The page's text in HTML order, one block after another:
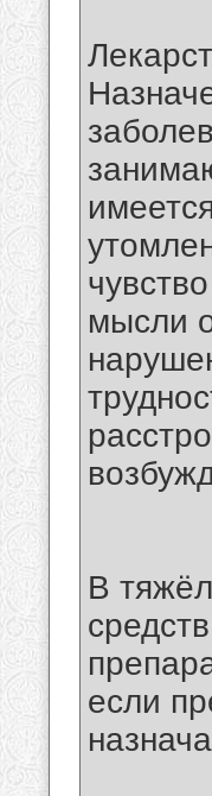
мысли
В
если